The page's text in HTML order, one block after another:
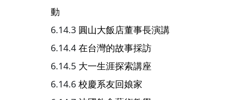
動
圓山大飯店董事長演講
在台灣的故事採訪
大一生涯探索講座
校慶系友回娘家